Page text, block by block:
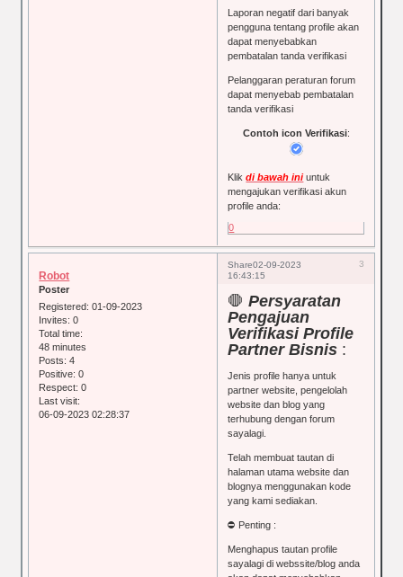
Laporan negatif dari banyak
pengguna tentang profile akan
dapat menyebabkan
pembatalan tanda verifikasi
Pelanggaran peraturan forum
dapat menyebab pembatalan
tanda verifikasi
Contoh icon Verifikasi:
Klikdi bawah iniuntuk
mengajukan verifikasi akun
profile anda:
0
Share 3
02-09-2023
16:43:15
Robot
Poster
Registered: 01-09-2023
Invites: 0
Total time:
48 minutes
Posts: 4
Positive: 0
Respect: 0
Last visit:
06-09-2023 02:28:37
🛑Persyaratan
Pengajuan
Verifikasi Profile
Partner Bisnis :
Jenis profile hanya untuk
partner website, pengelolah
website dan blog yang
terhubung dengan forum
sayalagi.
Telah membuat tautan di
halaman utama website dan
blognya menggunakan kode
yang kami sediakan.
⛔ Penting :
Menghapus tautan profile
sayalagi di webssite/blog anda